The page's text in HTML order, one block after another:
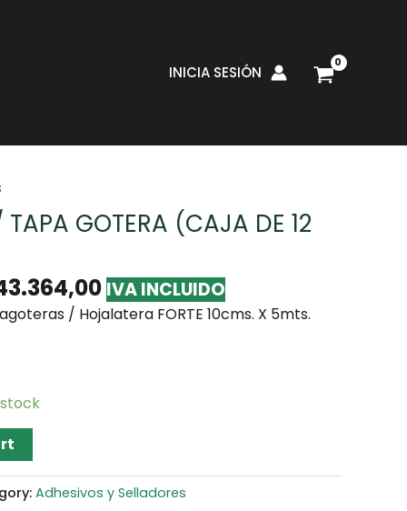
INICIA SESIÓN
GOTERA (CAJA DE 12
IVA INCLUIDO
/ Hojalatera FORTE 10cms. X 5mts.
Adhesivos y Selladores